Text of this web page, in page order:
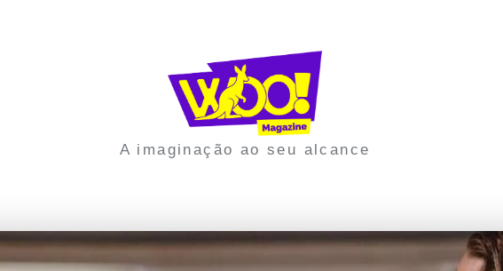
A imaginação ao seu alcance